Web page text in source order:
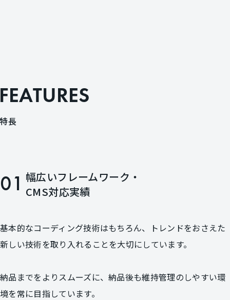
EATURES
特長
01 幅広いフレームワーク・
CMS対応実績
基本的なコーディング技術はもちろん、トレンドをおさえた
新しい技術を取り入れることを大切にしています。
納品までをよりスムーズに、納品後も維持管理のしやすい環
境を常に目指しています。